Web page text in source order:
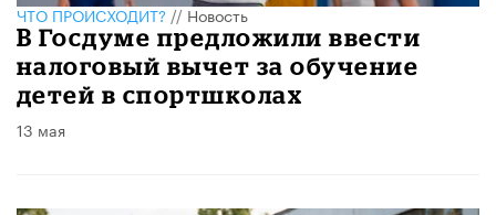
ЧТО ПРОИСХОДИТ?//Новость
В Госдуме предложили ввести
налоговый вычет за обучение
детей в спортшколах
13 мая